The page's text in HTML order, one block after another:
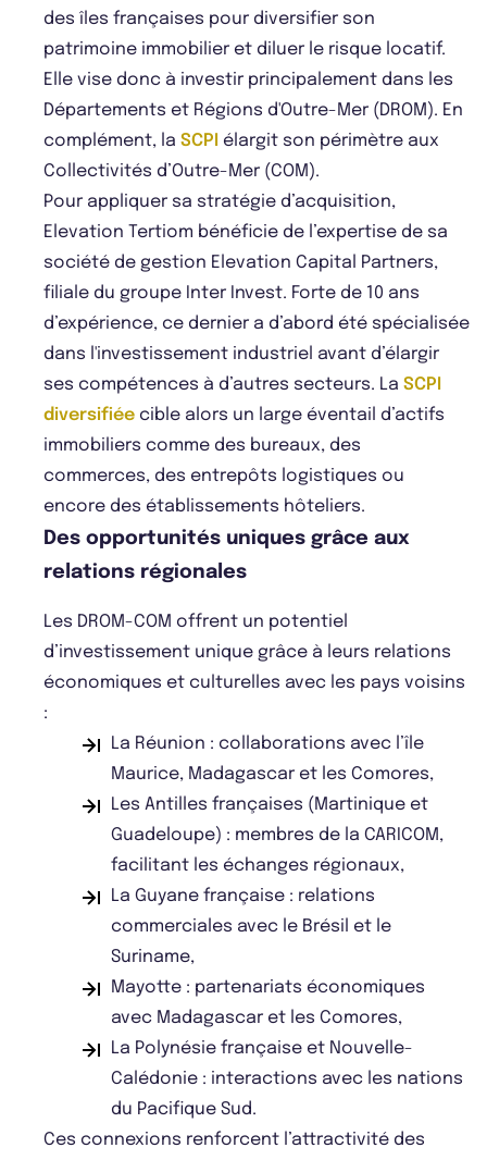
des îles françaises pour diversifier son
patrimoine immobilier et diluer le risque locatif.
Elle vise donc à investir principalement dans les
Départements et Régions d'Outre-Mer (DROM). En
complément, la SCPI élargit son périmètre aux
Collectivités d’Outre-Mer (COM).
Pour appliquer sa stratégie d’acquisition,
Elevation Tertiom bénéficie de l’expertise de sa
société de gestion Elevation Capital Partners,
filiale du groupe Inter Invest. Forte de 10 ans
d’expérience, ce dernier a d’abord été spécialisée
dans l'investissement industriel avant d’élargir
ses compétences à d’autres secteurs. La SCPI
diversifiée cible alors un large éventail d’actifs
immobiliers comme des bureaux, des
commerces, des entrepôts logistiques ou
encore des établissements hôteliers.
Des opportunités uniques grâce aux
relations régionales
Les DROM-COM offrent un potentiel
d’investissement unique grâce à leurs relations
économiques et culturelles avec les pays voisins
:
La Réunion : collaborations avec l’île
Maurice, Madagascar et les Comores,
Les Antilles françaises (Martinique et
Guadeloupe) : membres de la CARICOM,
facilitant les échanges régionaux,
La Guyane française : relations
commerciales avec le Brésil et le
Suriname,
Mayotte : partenariats économiques
avec Madagascar et les Comores,
La Polynésie française et Nouvelle-
Calédonie : interactions avec les nations
du Pacifique Sud.
Ces connexions renforcent l’attractivité des